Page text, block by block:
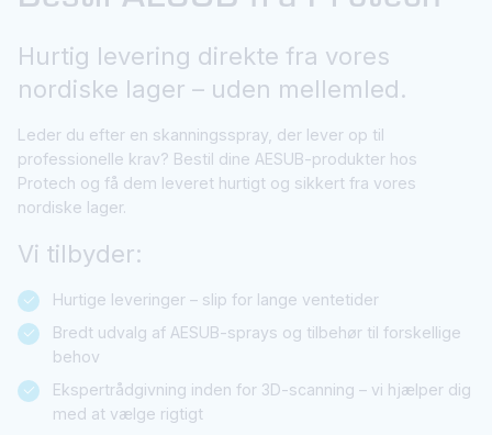
Hurtig levering direkte fra vores
nordiske lager – uden mellemled.
Leder du efter en skanningsspray, der lever op til
professionelle krav? Bestil dine AESUB-produkter hos
Protech og få dem leveret hurtigt og sikkert fra vores
nordiske lager.
Vi tilbyder:
Hurtige leveringer – slip for lange ventetider
Bredt udvalg af AESUB-sprays og tilbehør til forskellige
behov
Ekspertrådgivning inden for 3D-scanning – vi hjælper dig
med at vælge rigtigt